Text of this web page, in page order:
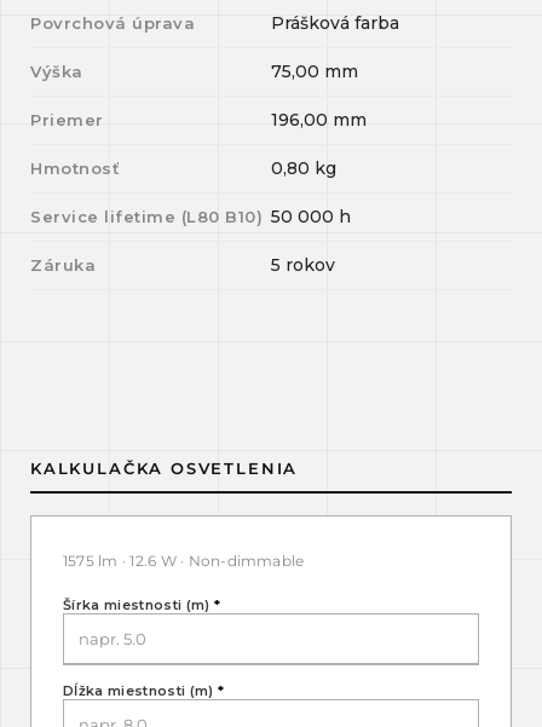
Povrchová úprava Prášková farba
Výška 75,00 mm
Priemer 196,00 mm
Hmotnosť 0,80 kg
Service lifetime (L80 B10) 50 000 h
Záruka 5 rokov
KALKULAČKA OSVETLENIA
1575 lm · 12.6 W · Non-dimmable
Šírka miestnosti (m) *
Dĺžka miestnosti (m) *